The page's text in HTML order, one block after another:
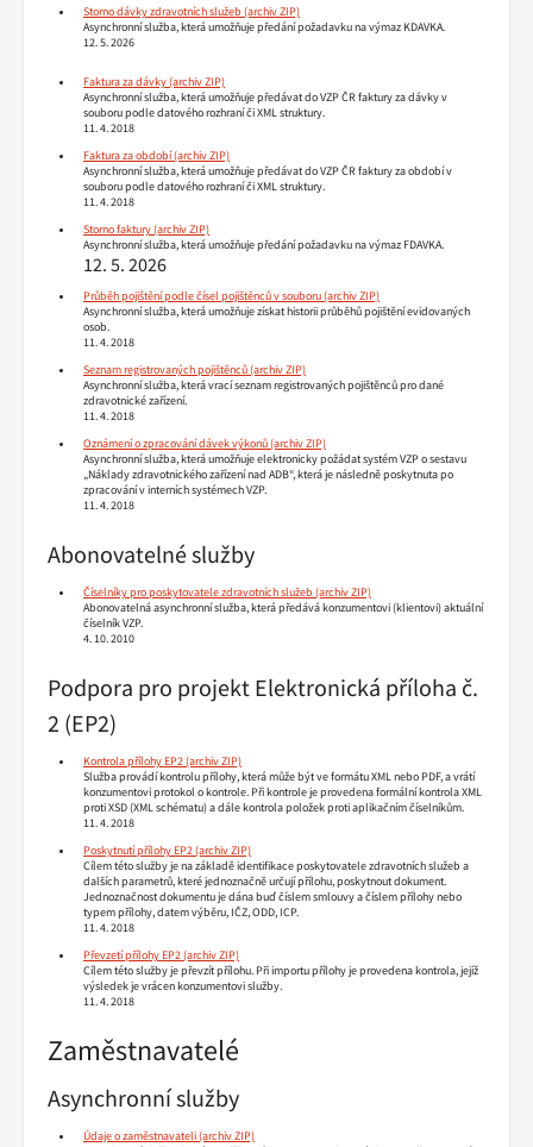
Storno dávky zdravotních služeb
Asynchronní služba, která umožňuje předání požadavku na výmaz KDAVKA.
12. 5. 2026
Faktura za dávky
Asynchronní služba, která umožňuje předávat do VZP ČR faktury za dávky v
souboru podle datového rozhraní či XML struktury.
11. 4. 2018
Faktura za období
Asynchronní služba, která umožňuje předávat do VZP ČR faktury za období v
souboru podle datového rozhraní či XML struktury.
11. 4. 2018
Storno faktury
Asynchronní služba, která umožňuje předání požadavku na výmaz FDAVKA.
12. 5. 2026
Průběh pojištění podle čísel pojištěnců v souboru
Asynchronní služba, která umožňuje získat historii průběhů pojištění evidovaných
osob.
11. 4. 2018
Seznam registrovaných pojištěnců
Asynchronní služba, která vrací seznam registrovaných pojištěnců pro dané
zdravotnické zařízení.
11. 4. 2018
Oznámení o zpracování dávek výkonů
Asynchronní služba, která umožňuje elektronicky požádat systém VZP o sestavu
„Náklady zdravotnického zařízení nad ADB“, která je následně poskytnuta po
zpracování v interních systémech VZP.
11. 4. 2018
Abonovatelné služby
Číselníky pro poskytovatele zdravotních služeb
Abonovatelná asynchronní služba, která předává konzumentovi (klientovi) aktuální
číselník VZP.
4. 10. 2010
Podpora pro projekt Elektronická příloha č.
2 (EP2)
Kontrola přílohy EP2
Služba provádí kontrolu přílohy, která může být ve formátu XML nebo PDF, a vrátí
konzumentovi protokol o kontrole. Při kontrole je provedena formální kontrola XML
proti XSD (XML schématu) a dále kontrola položek proti aplikačním číselníkům.
11. 4. 2018
Poskytnutí přílohy EP2
Cílem této služby je na základě identifikace poskytovatele zdravotních služeb a
dalších parametrů, které jednoznačně určují přílohu, poskytnout dokument.
Jednoznačnost dokumentu je dána buď číslem smlouvy a číslem přílohy nebo
typem přílohy, datem výběru, IČZ, ODD, ICP.
11. 4. 2018
Převzetí přílohy EP2
Cílem této služby je převzít přílohu. Při importu přílohy je provedena kontrola, jejíž
výsledek je vrácen konzumentovi služby.
11. 4. 2018
Zaměstnavatelé
Asynchronní služby
Údaje o zaměstnavateli